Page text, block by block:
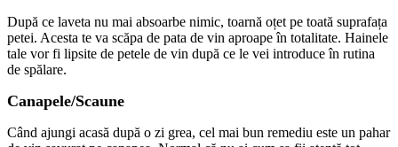
După ce laveta nu mai absoarbe nimic, toarnă oțet pe toată suprafața
petei. Acesta te va scăpa de pata de vin aproape în totalitate. Hainele
tale vor fi lipsite de petele de vin după ce le vei introduce în rutina
de spălare.
Canapele/Scaune
Când ajungi acasă după o zi grea, cel mai bun remediu este un pahar